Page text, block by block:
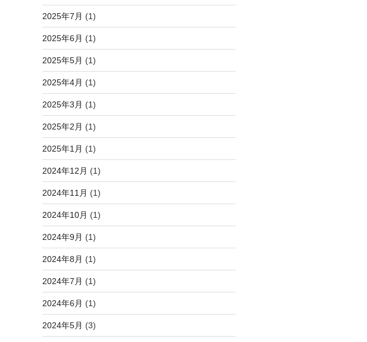
2025年7月 (1)
2025年6月 (1)
2025年5月 (1)
2025年4月 (1)
2025年3月 (1)
2025年2月 (1)
2025年1月 (1)
2024年12月 (1)
2024年11月 (1)
2024年10月 (1)
2024年9月 (1)
2024年8月 (1)
2024年7月 (1)
2024年6月 (1)
2024年5月 (3)